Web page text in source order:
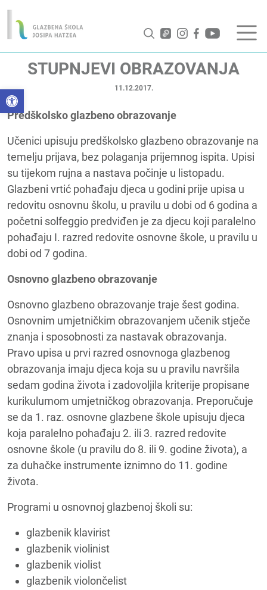
Open toolbar
STUPNJEVI OBRAZOVANJA
11.12.2017.
Predškolsko glazbeno obrazovanje
Učenici upisuju predškolsko glazbeno obrazovanje na
temelju prijava, bez polaganja prijemnog ispita. Upisi
su tijekom rujna a nastava počinje u listopadu.
Glazbeni vrtić pohađaju djeca u godini prije upisa u
redovitu osnovnu školu, u pravilu u dobi od 6 godina a
početni solfeggio predviđen je za djecu koji paralelno
pohađaju I. razred redovite osnovne škole, u pravilu u
dobi od 7 godina.
Osnovno glazbeno obrazovanje
Osnovno glazbeno obrazovanje traje šest godina.
Osnovnim umjetničkim obrazovanjem učenik stječe
znanja i sposobnosti za nastavak obrazovanja.
Pravo upisa u prvi razred osnovnoga glazbenog
obrazovanja imaju djeca koja su u pravilu navršila
sedam godina života i zadovoljila kriterije propisane
kurikulumom umjetničkog obrazovanja. Preporučuje
se da 1. raz. osnovne glazbene škole upisuju djeca
koja paralelno pohađaju 2. ili 3. razred redovite
osnovne škole (u pravilu do 8. ili 9. godine života), a
za duhačke instrumente iznimno do 11. godine
života.
Programi u osnovnoj glazbenoj školi su:
glazbenik klavirist
glazbenik violinist
glazbenik violist
glazbenik violončelist